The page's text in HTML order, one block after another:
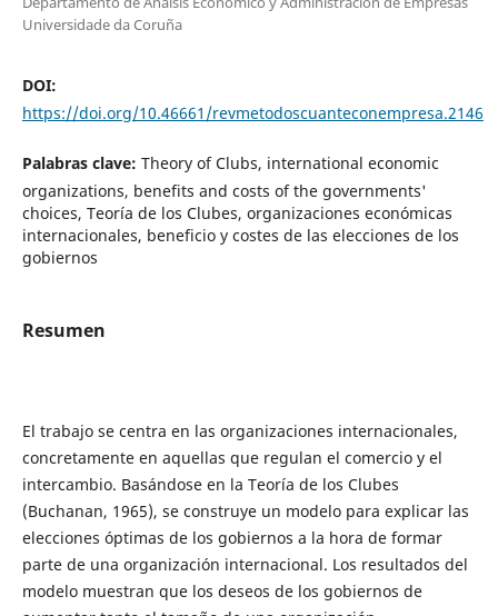
Universidade da Coruña
DOI:
https://doi.org/10.46661/revmetodoscuanteconempresa.2146
Palabras clave: Theory of Clubs, international economic
organizations, benefits and costs of the governments'
choices, Teoría de los Clubes, organizaciones económicas
internacionales, beneficio y costes de las elecciones de los
gobiernos
Resumen
El trabajo se centra en las organizaciones internacionales,
concretamente en aquellas que regulan el comercio y el
intercambio. Basándose en la Teoría de los Clubes
(Buchanan, 1965), se construye un modelo para explicar las
elecciones óptimas de los gobiernos a la hora de formar
parte de una organización internacional. Los resultados del
modelo muestran que los deseos de los gobiernos de